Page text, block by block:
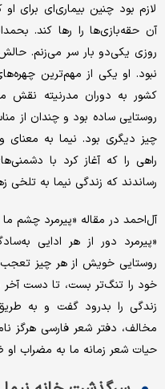
لازم بود چنین بیماری‌ای
آن حقه‌بازی‌ها را رها کند.
روزی یکی‌دو بار سر می‌زنم.
نبود. او یکی از مهم‌ترین
کشور به دوران مدرنیته نقش
روستایی ساده بود و چندان از
چیز دیگری بود. نیما به معنای
راهی را که آغاز کرد با
رساندند که زندگی نیما به
آل‌احمد در مقاله «پیرمرد چشم
«پیرمرد دور از هر ادایی
روستایی خویش از هر چیز تعجب
خود را تنگ‌تر بست، تا دست آخر
زندگی را بدرود گفت و به
مخالف، دفتر شعر فارسی هرگز
حیات شعر زمانه ما به مضراب او